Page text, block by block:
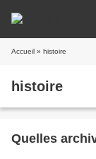
Accueil » histoire
histoire
Quelles